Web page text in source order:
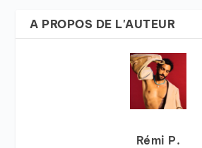
A PROPOS DE L'AUTEUR
Rémi P.